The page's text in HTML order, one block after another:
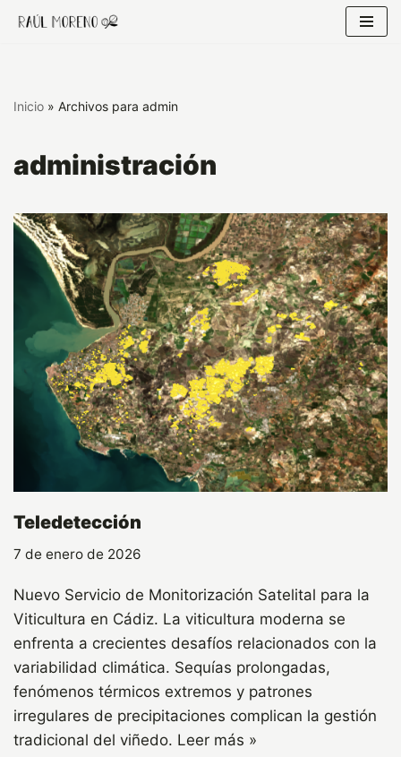
contenido
Inicio » Archivos para admin
administración
Teledetección
7 de enero de 2026
Nuevo Servicio de Monitorización Satelital para la
Viticultura en Cádiz. La viticultura moderna se
enfrenta a crecientes desafíos relacionados con la
variabilidad climática. Sequías prolongadas,
fenómenos térmicos extremos y patrones
irregulares de precipitaciones complican la gestión
tradicional del viñedo. Leer más »